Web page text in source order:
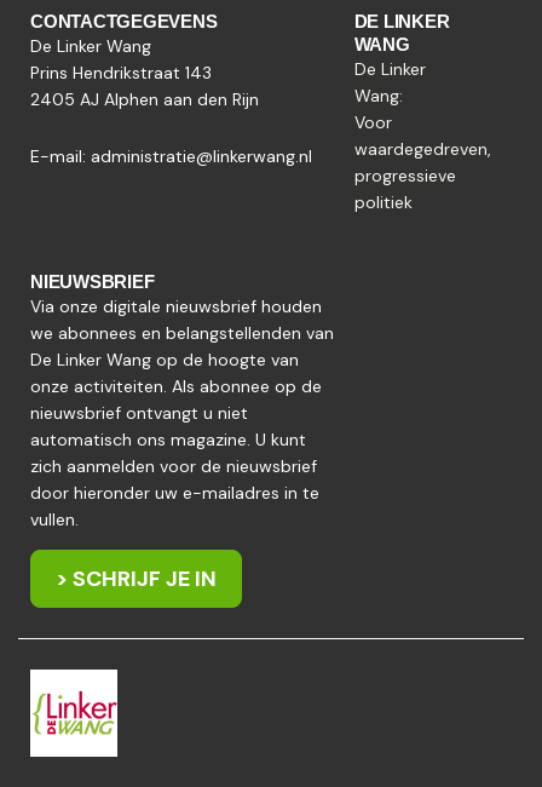
CONTACTGEGEVENS
De Linker Wang
Prins Hendrikstraat 143
2405 AJ Alphen aan den Rijn
E-mail: administratie@linkerwang.nl
DE LINKER
WANG
De Linker
Wang:
Voor
waardegedreven,
progressieve
politiek
NIEUWSBRIEF
Via onze digitale nieuwsbrief houden
we abonnees en belangstellenden van
De Linker Wang op de hoogte van
onze activiteiten. Als abonnee op de
nieuwsbrief ontvangt u niet
automatisch ons magazine. U kunt
zich aanmelden voor de nieuwsbrief
door hieronder uw e-mailadres in te
vullen.
> SCHRIJF JE IN